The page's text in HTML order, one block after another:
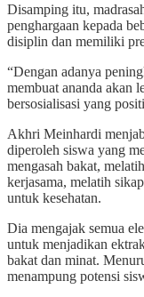
Disamping itu,
penghargaan kepada
disiplin dan memiliki
“Dengan adanya
membuat ananda akan
bersosialisasi yang
Akhri Meinhardi
diperoleh siswa yang
mengasah bakat,
kerjasama, melatih
untuk kesehatan.
Dia mengajak semua
untuk menjadikan
bakat dan minat.
menampung potensi